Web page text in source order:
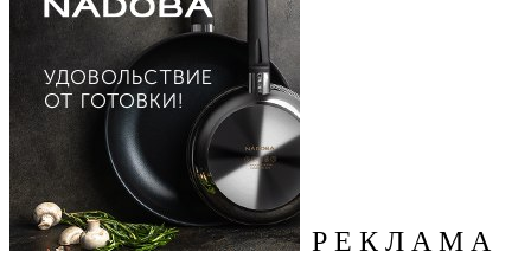
Р Е К Л А М А